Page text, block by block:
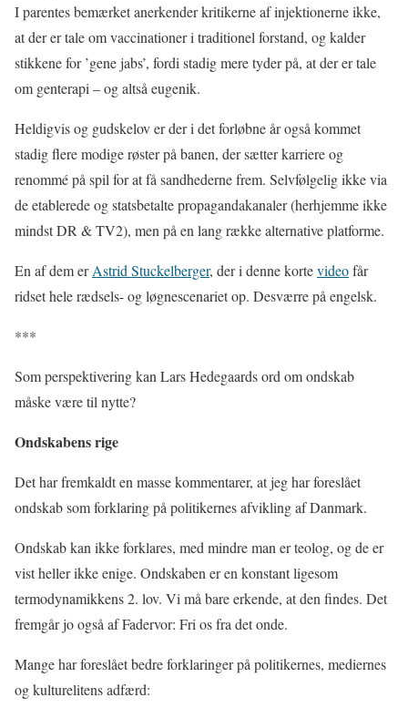
I parentes bemærket anerkender kritikerne af injektionerne ikke,
at der er tale om vaccinationer i traditionel forstand, og kalder
stikkene for ’gene jabs’, fordi stadig mere tyder på, at der er tale
om genterapi – og altså eugenik.
Heldigvis og gudskelov er der i det forløbne år også kommet
stadig flere modige røster på banen, der sætter karriere og
renommé på spil for at få sandhederne frem. Selvfølgelig ikke via
de etablerede og statsbetalte propagandakanaler (herhjemme ikke
mindst DR & TV2), men på en lang række alternative platforme.
En af dem erAstrid Stuckelberger, der i denne kortevideofår
ridset hele rædsels- og løgnescenariet op. Desværre på engelsk.
***
Som perspektivering kan Lars Hedegaards ord om ondskab
måske være til nytte?
Ondskabens rige
Det har fremkaldt en masse kommentarer, at jeg har foreslået
ondskab som forklaring på politikernes afvikling af Danmark.
Ondskab kan ikke forklares, med mindre man er teolog, og de er
vist heller ikke enige. Ondskaben er en konstant ligesom
termodynamikkens 2. lov. Vi må bare erkende, at den findes. Det
fremgår jo også af Fadervor: Fri os fra det onde.
Mange har foreslået bedre forklaringer på politikernes, mediernes
og kulturelitens adfærd: